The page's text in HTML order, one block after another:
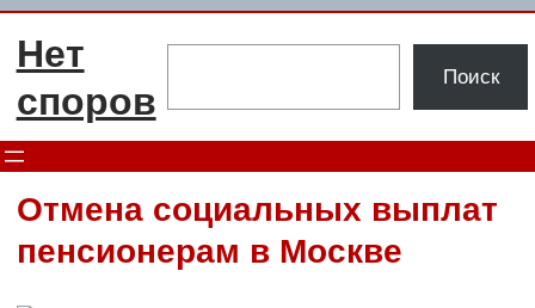
Перейти
Нет
споров
Поиск
Отмена социальных выплат
пенсионерам в Москве